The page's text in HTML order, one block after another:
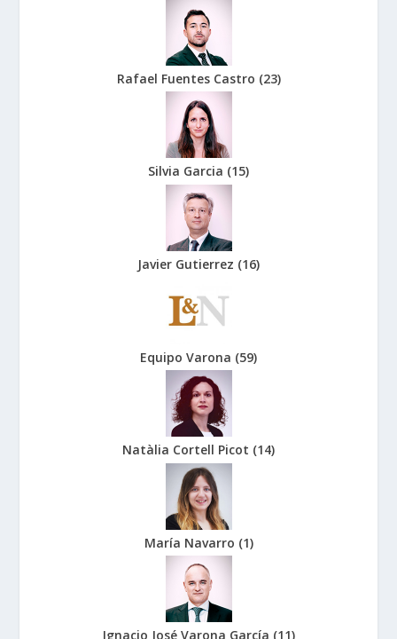
Rafael Fuentes Castro (23)
Silvia Garcia (15)
Javier Gutierrez (16)
Equipo Varona (59)
Natàlia Cortell Picot (14)
María Navarro (1)
Ignacio José Varona García (11)